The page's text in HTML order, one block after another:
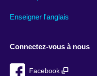
Enseigner l'anglais
Connectez-vous à nous
Facebook